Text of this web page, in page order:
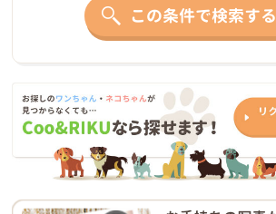
この条件で検索する